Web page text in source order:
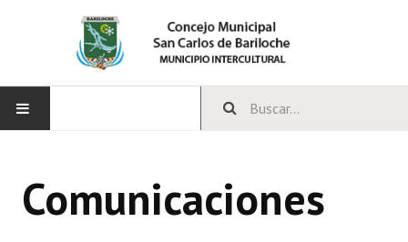
CONCEJO
Comunicaciones